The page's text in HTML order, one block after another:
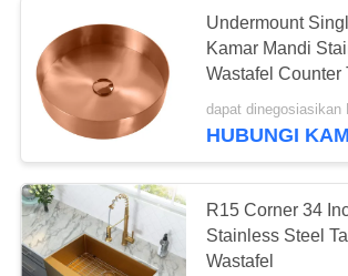
Undermount
Kamar Mandi
Wastafel Counter
dapat dinegosiasikan
HUBUNGI
R15 Corner 34
Stainless Steel
Wastafel